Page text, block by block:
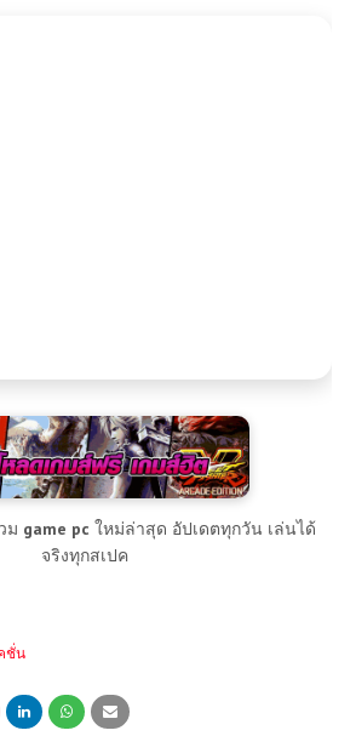
ม game pc ใหม่ล่าสุด อัปเดตทุกวัน เล่นได้
จริงทุกสเปค
ชั่น